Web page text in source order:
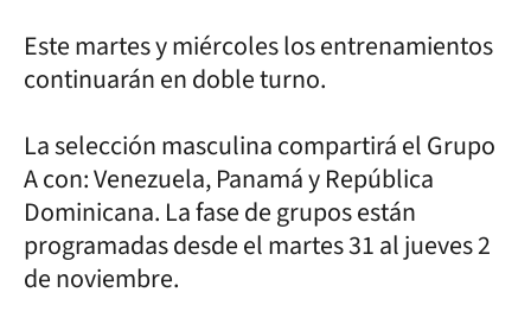
Este martes y miércoles los entrenamientos
continuarán en doble turno.
La selección masculina compartirá el Grupo
A con: Venezuela, Panamá y República
Dominicana. La fase de grupos están
programadas desde el martes 31 al jueves 2
de noviembre.